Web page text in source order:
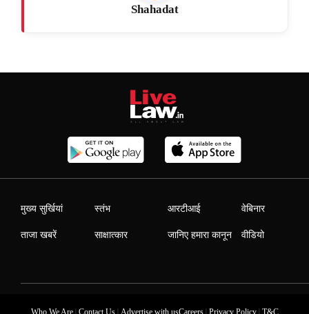
Shahadat
मुख्य सुर्खियां
ताजा खबरें
स्तंभ
साक्षात्कार
आरटीआई
जानिए हमारा कानून
वेबिनार
वीडियो
Who We Are Contact Us Advertise with usCareers Privacy Policy T&C